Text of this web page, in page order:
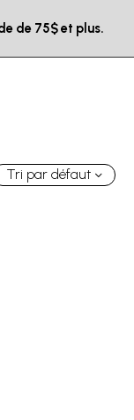
de 75$ et plus.
Tri par défaut